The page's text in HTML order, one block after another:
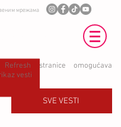
мрежама
Refresh stranice omogućava
vesti
SVE VESTI